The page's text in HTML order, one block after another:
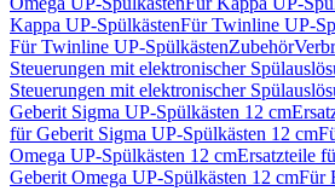
Kappa UP-SpülkästenFür Twinline UP-
Für Twinline UP-SpülkästenZubehör
Steuerungen mit elektronischer
Steuerungen mit elektronischer
Geberit Sigma UP-Spülkästen 12 cm
für Geberit Sigma UP-Spülkästen 12 cm
Omega UP-Spülkästen 12 cmErsatzteile
Geberit Omega UP-Spülkästen 12 cmFür